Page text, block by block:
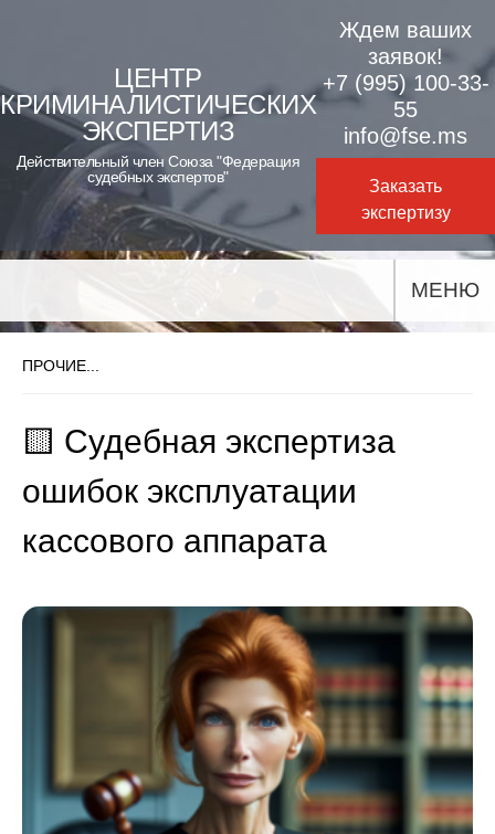
content
ЦЕНТР
КРИМИНАЛИСТИЧЕСКИХ
ЭКСПЕРТИЗ
Действительный член Союза "Федерация
судебных экспертов"
Ждем ваших
заявок!
+7 (995) 100-33-
55
info@fse.ms
Заказать
экспертизу
МЕНЮ
ПРОЧИЕ...
🟨 Судебная экспертиза
ошибок эксплуатации
кассового аппарата